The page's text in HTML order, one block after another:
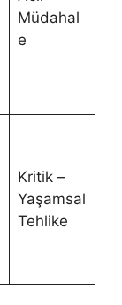
Müdahal
e
Kritik –
Yaşamsal
Tehlike